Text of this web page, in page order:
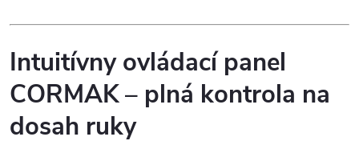
Intuitívny ovládací panel
CORMAK – plná kontrola na
dosah ruky